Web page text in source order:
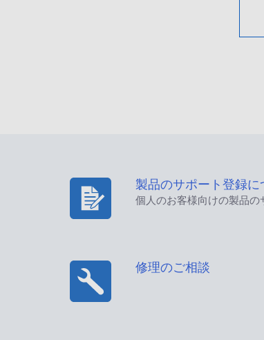
製品のサポート登録に
個人のお客様向けの製品の
修理のご相談